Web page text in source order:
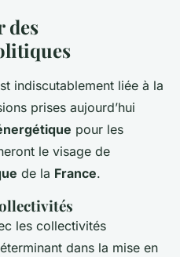
des
indiscutablement liée à la
prises aujourd’hui
pour les
le visage de
de la France.
les collectivités
dans la mise en